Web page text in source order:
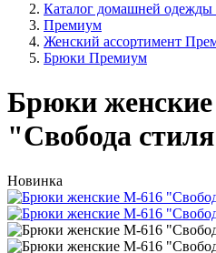
Каталог домашней одежды
Премиум
Женский ассортимент
Брюки Премиум
Брюки
"Свобода
Новинка